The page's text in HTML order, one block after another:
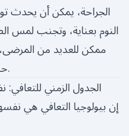
الجراحة، يمكن أن يحدث
النوم بعناية، وتجنب لمس
ممكن للعديد من
حول فترة التعافي وليس السياحة.
الجدول الزمني للتعافي:
إن بيولوجيا التعافي هي